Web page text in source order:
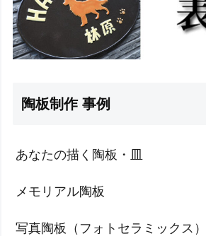
陶板制作 事例
あなたの描く陶板・皿
メモリアル陶板
写真陶板（フォトセラミックス）